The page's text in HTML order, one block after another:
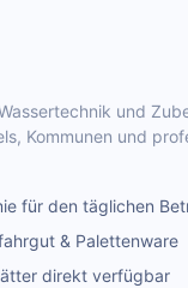
und
Kommunen und
für den täglichen
& Palettenware
direkt verfügbar